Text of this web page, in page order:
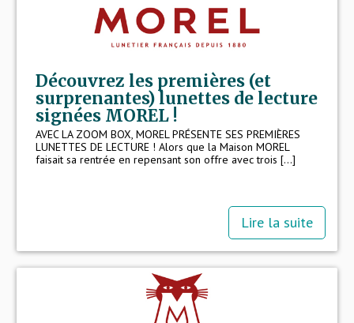
Découvrez les premières (et
surprenantes) lunettes de lecture
signées MOREL !
AVEC LA ZOOM BOX, MOREL PRÉSENTE SES PREMIÈRES
LUNETTES DE LECTURE ! Alors que la Maison MOREL
faisait sa rentrée en repensant son offre avec trois [...]
Lire la suite